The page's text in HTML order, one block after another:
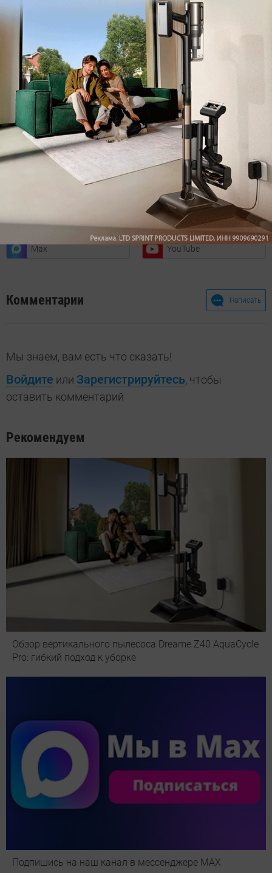
с самыми популярными статьями
Подписаться
Нажимая кнопку подписаться, вы соглашаетесь
сПравилами рассылокиПолитикой конфиденциальности
Читайте нас в соц. сетях
Одноклассники
Дзен
Max YouTube
Комментарии Написать
Мы знаем, вам есть что сказать!
Войдите или Зарегистрируйтесь, чтобы
оставить комментарий
Рекомендуем
Обзор вертикального пылесоса Dreame Z40 AquaCycle
Pro: гибкий подход к уборке
Подпишись на наш канал в мессенджере МАХ